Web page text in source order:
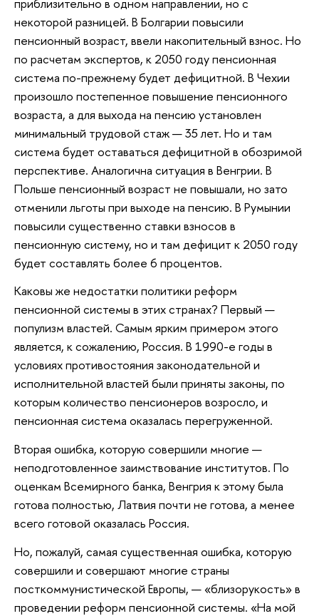
некоторой разницей. В Болгарии повысили
пенсионный возраст, ввели накопительный взнос. Но
по расчетам экспертов, к 2050 году пенсионная
система по-прежнему будет дефицитной. В Чехии
произошло постепенное повышение пенсионного
возраста, а для выхода на пенсию установлен
минимальный трудовой стаж — 35 лет. Но и там
система будет оставаться дефицитной в обозримой
перспективе. Аналогична ситуация в Венгрии. В
Польше пенсионный возраст не повышали, но зато
отменили льготы при выходе на пенсию. В Румынии
повысили существенно ставки взносов в
пенсионную систему, но и там дефицит к 2050 году
будет составлять более 6 процентов.
Каковы же недостатки политики реформ
пенсионной системы в этих странах? Первый —
популизм властей. Самым ярким примером этого
является, к сожалению, Россия. В 1990-е годы в
условиях противостояния законодательной и
исполнительной властей были приняты законы, по
которым количество пенсионеров возросло, и
пенсионная система оказалась перегруженной.
Вторая ошибка, которую совершили многие —
неподготовленное заимствование институтов. По
оценкам Всемирного банка, Венгрия к этому была
готова полностью, Латвия почти не готова, а менее
всего готовой оказалась Россия.
Но, пожалуй, самая существенная ошибка, которую
совершили и совершают многие страны
посткоммунистической Европы, — «близорукость» в
проведении реформ пенсионной системы. «На мой